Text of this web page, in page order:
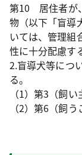
第10 居住者が
物（以下「盲導
いては、管理組
性に十分配慮す
2.盲導犬等につ
る。
（1）第3（飼
（2）第6（飼